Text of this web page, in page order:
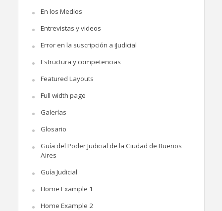
En los Medios
Entrevistas y videos
Error en la suscripción a iJudicial
Estructura y competencias
Featured Layouts
Full width page
Galerías
Glosario
Guía del Poder Judicial de la Ciudad de Buenos
Aires
Guía Judicial
Home Example 1
Home Example 2